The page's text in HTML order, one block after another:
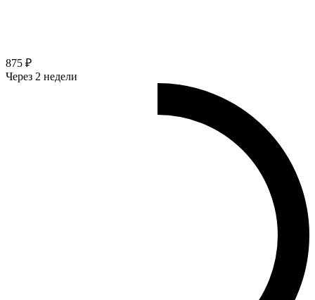
875 ₽
Через 2 недели